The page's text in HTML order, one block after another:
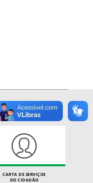
CARTA DE SERVIÇOS
DO CIDADÃO